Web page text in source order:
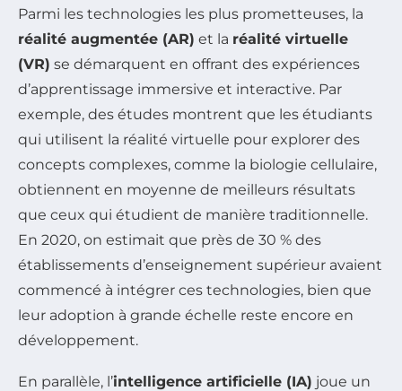
Parmi les technologies les plus prometteuses, la
réalité augmentée (AR) et la réalité virtuelle
(VR) se démarquent en offrant des expériences
d’apprentissage immersive et interactive. Par
exemple, des études montrent que les étudiants
qui utilisent la réalité virtuelle pour explorer des
concepts complexes, comme la biologie cellulaire,
obtiennent en moyenne de meilleurs résultats
que ceux qui étudient de manière traditionnelle.
En 2020, on estimait que près de 30 % des
établissements d’enseignement supérieur avaient
commencé à intégrer ces technologies, bien que
leur adoption à grande échelle reste encore en
développement.
En parallèle, l’intelligence artificielle (IA) joue un